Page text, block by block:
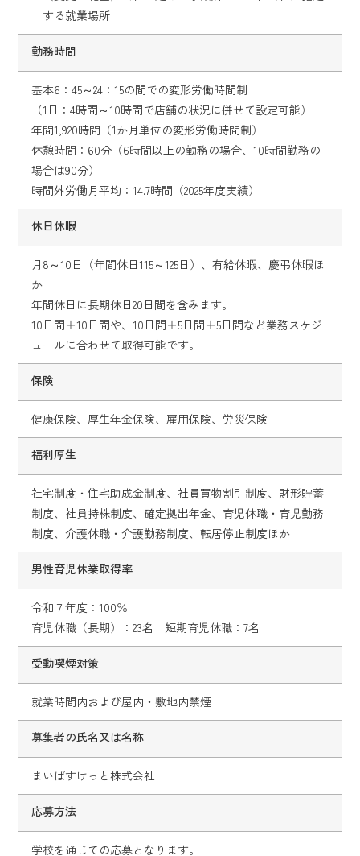
する就業場所
勤務時間
基本6：45～24：15の間での変形労働時間制
（1日：4時間～10時間で店舗の状況に併せて設定可能）
年間1,920時間（1か月単位の変形労働時間制）
休憩時間：60分（6時間以上の勤務の場合、10時間勤務の
場合は90分）
時間外労働月平均：14.7時間（2025年度実績）
休日休暇
月8～10日（年間休日115～125日）、有給休暇、慶弔休暇ほ
か
年間休日に長期休日20日間を含みます。
10日間＋10日間や、10日間＋5日間＋5日間など業務スケジ
ュールに合わせて取得可能です。
保険
健康保険、厚生年金保険、雇用保険、労災保険
福利厚生
社宅制度・住宅助成金制度、社員買物割引制度、財形貯蓄
制度、社員持株制度、確定拠出年金、育児休職・育児勤務
制度、介護休職・介護勤務制度、転居停止制度ほか
男性育児休業取得率
令和７年度：100％
育児休職（長期）：23名 短期育児休職：7名
受動喫煙対策
就業時間内および屋内・敷地内禁煙
募集者の氏名又は名称
まいばすけっと株式会社
応募方法
学校を通じての応募となります。